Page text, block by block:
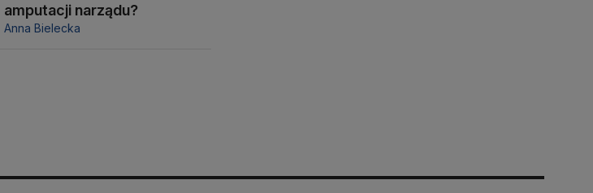
amputacji narządu?
Anna Bielecka